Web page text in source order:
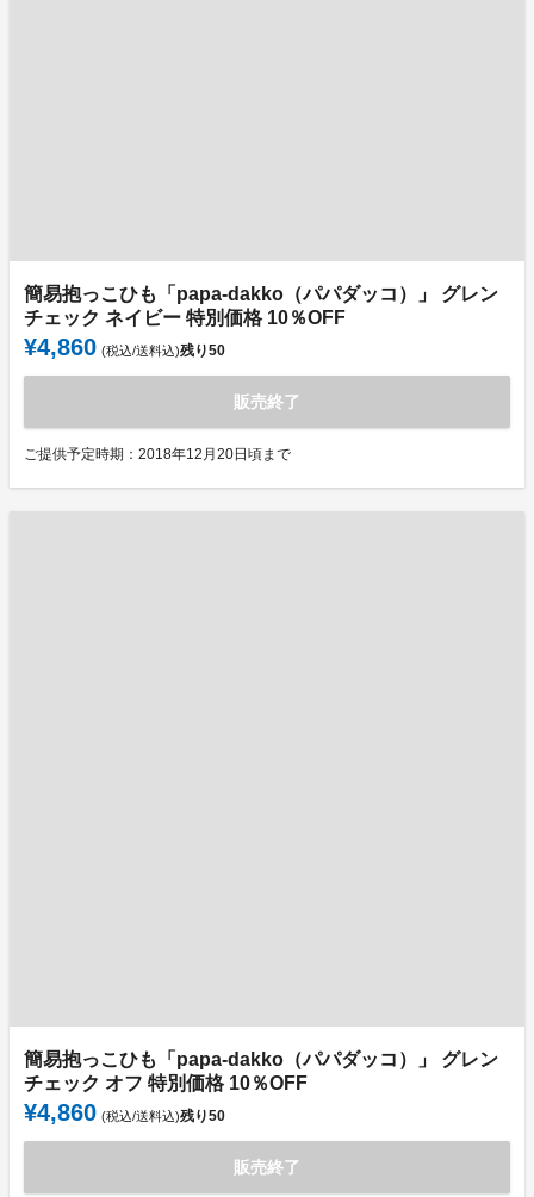
簡易抱っこひも「papa-dakko（パパダッコ）」 グレン
チェック ネイビー 特別価格 10％OFF
¥4,860 (税込/送料込)残り50
販売終了
ご提供予定時期：2018年12月20日頃まで
簡易抱っこひも「papa-dakko（パパダッコ）」 グレン
チェック オフ 特別価格 10％OFF
¥4,860 (税込/送料込)残り50
販売終了